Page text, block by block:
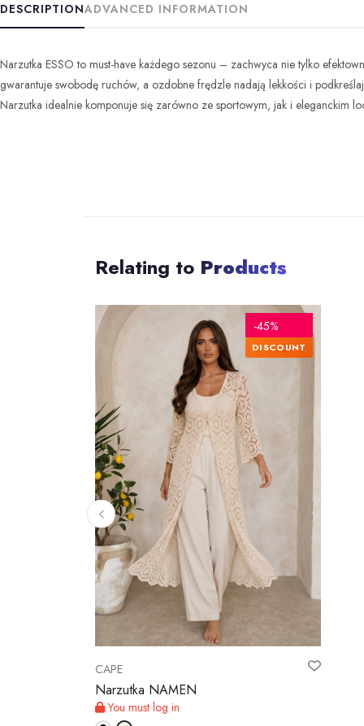
DESCRIPTIONADVANCED INFORMATION
Narzutka ESSO to must-have każdego sezonu – zachwyca nie tylko
gwarantuje swobodę ruchów, a ozdobne frędzle nadają lekkości i
Narzutka idealnie komponuje się zarówno ze sportowym, jak i eleganckim
Relating to Products
CAPE
Narzutka NAMEN
You must log in
-45%
DISCOUNT